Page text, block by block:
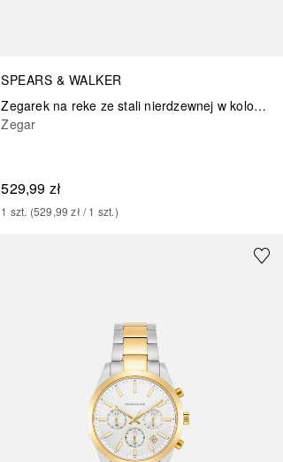
SPEARS & WALKER
Zegarek na reke ze stali nierdzewnej w kolorze srebrno/zlotym
Zegar
529,99 zł
1 szt. (529,99 zł / 1 szt.)